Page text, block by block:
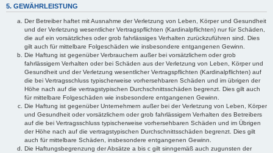
5. GEWÄHRLEISTUNG
Der Betreiber haftet mit Ausnahme der Verletzung von Leben, Körper und Gesundheit
und der Verletzung wesentlicher Vertragspflichten (Kardinalpflichten) nur für Schäden,
die auf ein vorsätzliches oder grob fahrlässiges Verhalten zurückzuführen sind. Dies
gilt auch für mittelbare Folgeschäden wie insbesondere entgangenen Gewinn.
Die Haftung ist gegenüber Verbrauchern außer bei vorsätzlichem oder grob
fahrlässigem Verhalten oder bei Schäden aus der Verletzung von Leben, Körper und
Gesundheit und der Verletzung wesentlicher Vertragspflichten (Kardinalpflichten) auf
die bei Vertragsschluss typischerweise vorhersehbaren Schäden und im übrigen der
Höhe nach auf die vertragstypischen Durchschnittsschäden begrenzt. Dies gilt auch
für mittelbare Folgeschäden wie insbesondere entgangenen Gewinn.
Die Haftung ist gegenüber Unternehmern außer bei der Verletzung von Leben, Körper
und Gesundheit oder vorsätzlichem oder grob fahrlässigem Verhalten des Betreibers
auf die bei Vertragsschluss typischerweise vorhersehbaren Schäden und im Übrigen
der Höhe nach auf die vertragstypischen Durchschnittsschäden begrenzt. Dies gilt
auch für mittelbare Schäden, insbesondere entgangenen Gewinn.
Die Haftungsbegrenzung der Absätze a bis c gilt sinngemäß auch zugunsten der